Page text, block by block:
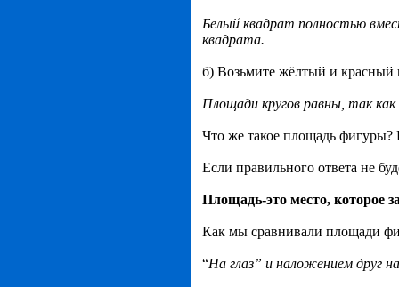
Белый квадрат полностью
квадрата.
б) Возьмите жёлтый и красный
Площади кругов равны, так
Что же такое площадь фигуры?
Если правильного ответа не
Площадь-это место, которое
Как мы сравнивали площади
“На глаз” и наложением друг